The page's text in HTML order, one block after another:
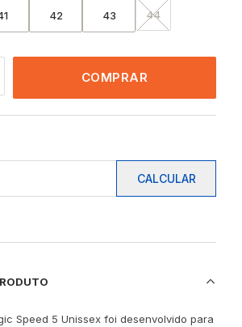
42 43 44
COMPRAR
CALCULAR
Speed 5 Unissex foi desenvolvido para